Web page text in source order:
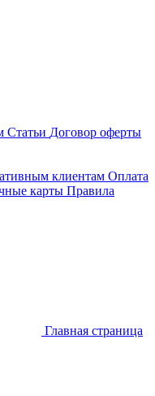
Статьи Договор оферты
клиентам Оплата
карты Правила
Главная страница